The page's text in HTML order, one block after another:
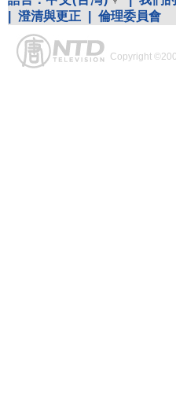
澄清與更正 倫理委員會
Copyright